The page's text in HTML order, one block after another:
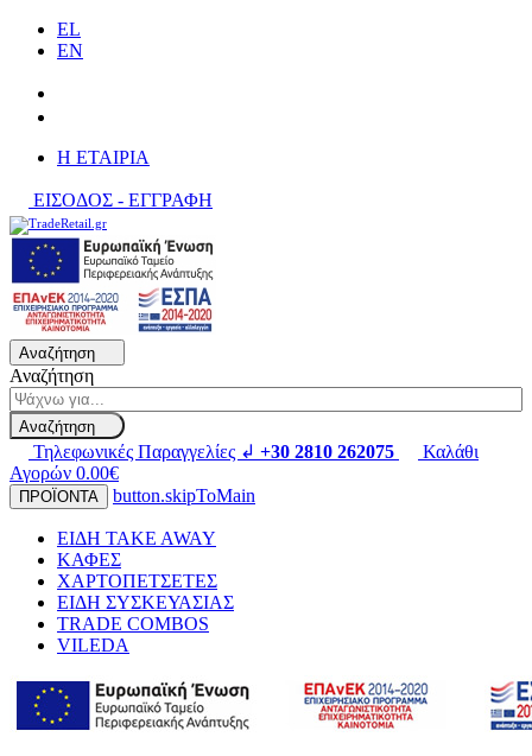
EL
EN
H ΕΤΑΙΡΙΑ
ΕΙΣΟΔΟΣ - ΕΓΓΡΑΦΗ
Αναζήτηση
Αναζήτηση
Αναζήτηση
Τηλεφωνικές Παραγγελίες ↲ +30 2810 262075
Καλάθι
Αγορών 0.00€
ΠΡΟΪΟΝΤΑ button.skipToMain
ΕΙΔΗ TAKE AWAY
ΚΑΦΕΣ
ΧΑΡΤΟΠΕΤΣΕΤΕΣ
ΕΙΔΗ ΣΥΣΚΕΥΑΣΙΑΣ
TRADE COMBOS
VILEDA